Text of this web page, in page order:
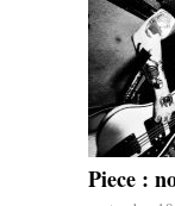
Piece :